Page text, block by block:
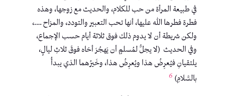
في طبيعة المرأة من حب للكلام، والحديث مع زوجها، وهذه
فطرة فطرها الله عليها، أنها تحب التعبير والتودد، والمزاح ….،
ولكن شريطة أن لا يدوم ذلك فوق ثلاثة أيام حسب الإجماع،
وفي الحديث (لا يحِلُّ لمُسلمٍ أن يَهجُرَ أخاه فوقَ ثلاثِ ليالٍ،
يلتقيانِ فيُعرِضُ هذا ويُعرِضُ هذا، وخَيرُهما الذي يبدأُ
بالسَّلامِ) 6